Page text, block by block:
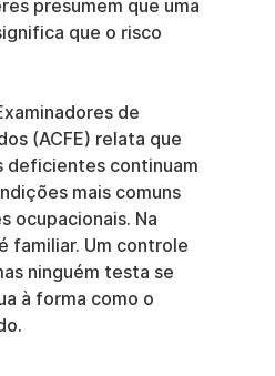
presumem que uma
que o risco
de
(ACFE) relata que
deficientes continuam
mais comuns
ocupacionais. Na
familiar. Um controle
ninguém testa se
à forma como o